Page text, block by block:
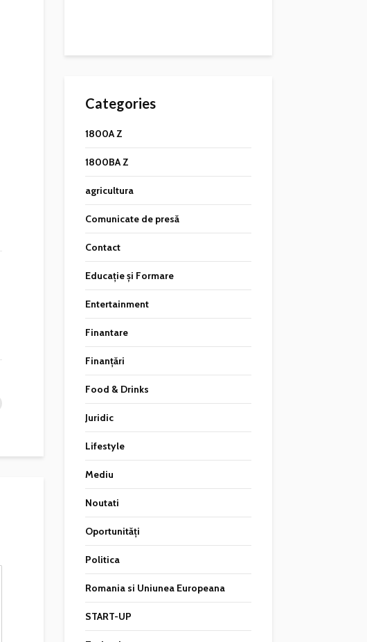
Categories
1800A Z
1800BA Z
agricultura
Comunicate de presă
Contact
Educație și Formare
Entertainment
Finantare
Finanțări
Food & Drinks
Juridic
Lifestyle
Mediu
Noutati
Oportunități
Politica
Romania si Uniunea Europeana
START-UP